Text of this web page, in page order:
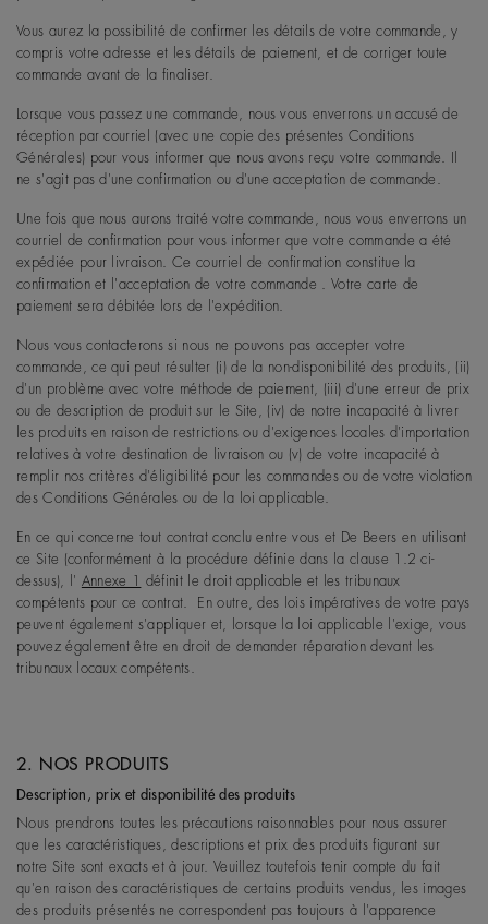
Vous aurez la possibilité de confirmer les détails de votre commande, y
compris votre adresse et les détails de paiement, et de corriger toute
commande avant de la finaliser.
Lorsque vous passez une commande, nous vous enverrons un accusé de
réception par courriel (avec une copie des présentes Conditions
Générales) pour vous informer que nous avons reçu votre commande. Il
ne s'agit pas d'une confirmation ou d'une acceptation de commande.
Une fois que nous aurons traité votre commande, nous vous enverrons un
courriel de confirmation pour vous informer que votre commande a été
expédiée pour livraison. Ce courriel de confirmation constitue la
confirmation et l'acceptation de votre commande . Votre carte de
paiement sera débitée lors de l'expédition.
Nous vous contacterons si nous ne pouvons pas accepter votre
commande, ce qui peut résulter (i) de la non-disponibilité des produits, (ii)
d'un problème avec votre méthode de paiement, (iii) d'une erreur de prix
ou de description de produit sur le Site, (iv) de notre incapacité à livrer
les produits en raison de restrictions ou d'exigences locales d'importation
relatives à votre destination de livraison ou (v) de votre incapacité à
remplir nos critères d'éligibilité pour les commandes ou de votre violation
des Conditions Générales ou de la loi applicable.
En ce qui concerne tout contrat conclu entre vous et De Beers en utilisant
ce Site (conformément à la procédure définie dans la clause 1.2 ci-
dessus), l' Annexe 1
définit le droit applicable et les tribunaux
compétents pour ce contrat. En outre, des lois impératives de votre pays
peuvent également s'appliquer et, lorsque la loi applicable l'exige, vous
pouvez également être en droit de demander réparation devant les
tribunaux locaux compétents.
2. NOS PRODUITS
Description, prix et disponibilité des produits
Nous prendrons toutes les précautions raisonnables pour nous assurer
que les caractéristiques, descriptions et prix des produits figurant sur
notre Site sont exacts et à jour. Veuillez toutefois tenir compte du fait
qu'en raison des caractéristiques de certains produits vendus, les images
des produits présentés ne correspondent pas toujours à l'apparence